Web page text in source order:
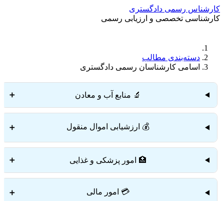
کارشناس رسمی دادگستری
کارشناسی تخصصی و ارزیابی رسمی
دسته‌بندی مطالب
اسامی کارشناسان رسمی دادگستری
🔬 منابع آب و معادن ➕
💰 ارزشیابی اموال منقول ➕
🏥 امور پزشکی و غذایی ➕
💳 امور مالی ➕